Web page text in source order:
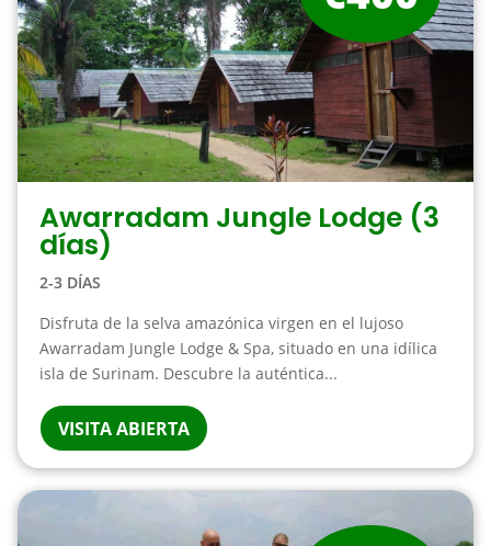
Awarradam Jungle Lodge (3
días)
2-3 DÍAS
Disfruta de la selva amazónica virgen en el lujoso
Awarradam Jungle Lodge & Spa, situado en una idílica
isla de Surinam. Descubre la auténtica...
VISITA ABIERTA